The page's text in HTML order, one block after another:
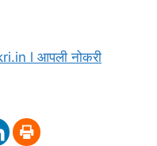
l आपली नोकरी